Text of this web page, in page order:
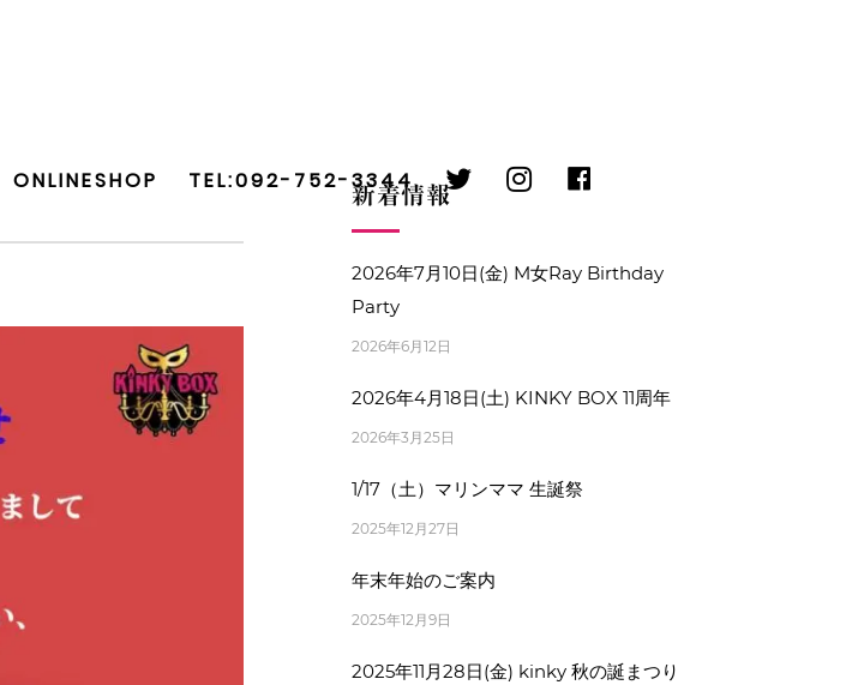
ONLINESHOP TEL:092-752-3344 twitterinstagram
新着情報
2026年7月10日(金) M女Ray Birthday
Party
2026年6月12日
2026年4月18日(土) KINKY BOX 11周年
2026年3月25日
1/17（土）マリンママ 生誕祭
2025年12月27日
年末年始のご案内
2025年12月9日
2025年11月28日(金) kinky 秋の誕まつり